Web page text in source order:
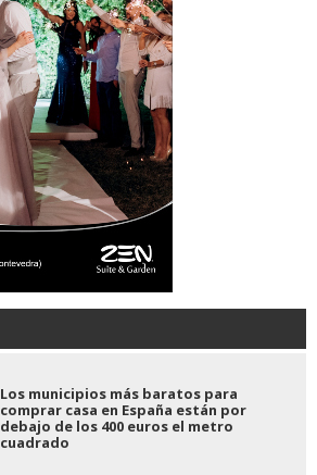
Los municipios más baratos para
comprar casa en España están por
debajo de los 400 euros el metro
cuadrado